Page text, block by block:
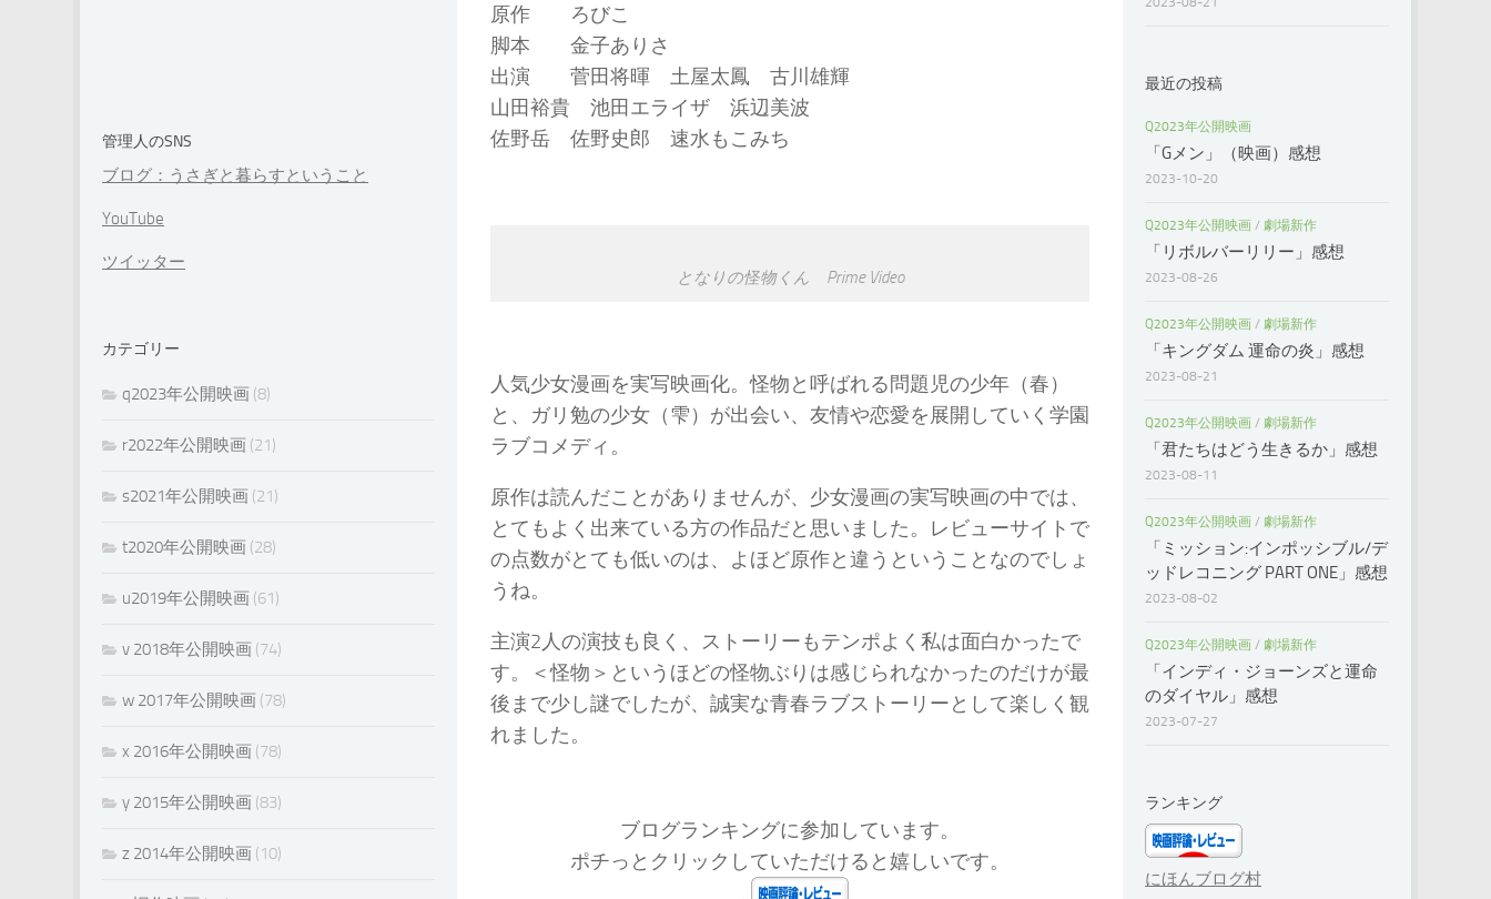
原作 ろびこ
脚本 金子ありさ
出演 菅田将暉 土屋太鳳 古川雄輝
山田裕貴 池田エライザ 浜辺美波
佐野岳 佐野史郎 速水もこみち
となりの怪物くん Prime Video
人気少女漫画を実写映画化。怪物と呼ばれる問題児の少年（春）
と、ガリ勉の少女（雫）が出会い、友情や恋愛を展開していく学園
ラブコメディ。
原作は読んだことがありませんが、少女漫画の実写映画の中では、
とてもよく出来ている方の作品だと思いました。レビューサイトで
の点数がとても低いのは、よほど原作と違うということなのでしょ
うね。
主演2人の演技も良く、ストーリーもテンポよく私は面白かったで
す。＜怪物＞というほどの怪物ぶりは感じられなかったのだけが最
後まで少し謎でしたが、誠実な青春ラブストーリーとして楽しく観
れました。
ブログランキングに参加しています。
ポチっとクリックしていただけると嬉しいです。
管理人のSNS
ブログ：うさぎと暮らすということ
YouTube
ツイッター
カテゴリー
q2023年公開映画 (8)
r2022年公開映画 (21)
s2021年公開映画 (21)
t2020年公開映画 (28)
u2019年公開映画 (61)
v 2018年公開映画 (74)
w 2017年公開映画 (78)
x 2016年公開映画 (78)
y 2015年公開映画 (83)
z 2014年公開映画 (10)
最近の投稿
Q2023年公開映画
「Gメン」（映画）感想
2023-10-20
Q2023年公開映画 / 劇場新作
「リボルバーリリー」感想
2023-08-26
Q2023年公開映画 / 劇場新作
「キングダム 運命の炎」感想
2023-08-21
Q2023年公開映画 / 劇場新作
「君たちはどう生きるか」感想
2023-08-11
Q2023年公開映画 / 劇場新作
「ミッション:インポッシブル/デ
ッドレコニング PART ONE」感想
2023-08-02
Q2023年公開映画 / 劇場新作
「インディ・ジョーンズと運命
のダイヤル」感想
2023-07-27
ランキング
にほんブログ村